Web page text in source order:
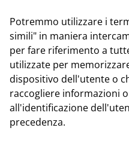
Potremmo utilizzare i
simili" in maniera
per fare riferimento a
utilizzate per
dispositivo dell'utente o
raccogliere informazioni
all'identificazione
precedenza.